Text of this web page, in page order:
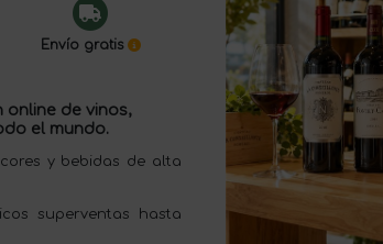
Envío gratis
online de vinos,
el mundo.
y bebidas de alta
superventas hasta